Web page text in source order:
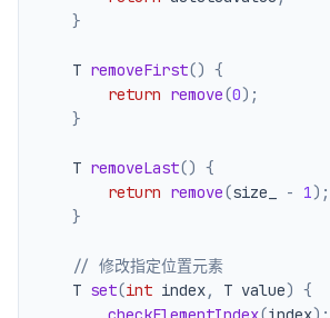
}
    T
removeFirst() {
return remove(0) ;
}
    T
removeLast() {
return remove(size_ - 1) ;
}
// 修改指定位置元素
    T
set(int index, T value) {